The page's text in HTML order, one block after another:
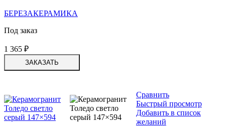
БЕРЕЗАКЕРАМИКА
Под заказ
1 365 ₽
ЗАКАЗАТЬ
Сравнить
Быстрый просмотр
Добавить в список
желаний